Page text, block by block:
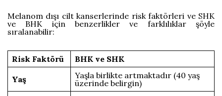
Melanom dışı cilt kanserlerinde risk faktörleri ve SHK
ve BHK için benzerlikler ve farklılıklar şöyle
sıralanabilir:
Risk Faktörü BHK ve SHK
Yaş
Yaşla birlikte artmaktadır (40 yaş
üzerinde belirgin)